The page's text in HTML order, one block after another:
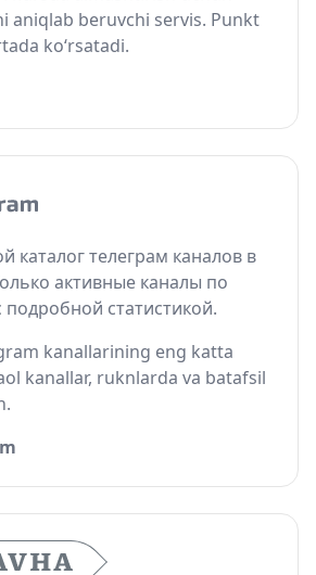
aniqlab beruvchi servis. Punkt
ko‘rsatadi.
каталог телеграм каналов в
активные каналы по
подробной статистикой.
kanallarining eng katta
kanallar, ruknlarda va batafsil